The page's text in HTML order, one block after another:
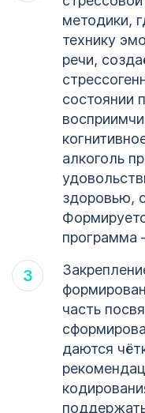
методики,
технику
речи,
состоянии
алкоголь
здоровью,
программа
часть
даются